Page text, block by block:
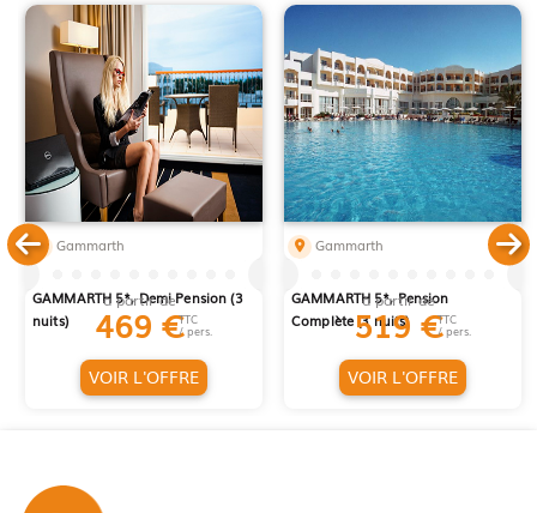
Gammarth
GAMMARTH 5*, Demi Pension (3
nuits)
à partir de
469 €TTC
/ pers.
VOIR L'OFFRE
Gammarth
GAMMARTH 5*, Pension
Complète (3 nuits)
à partir de
519 €TTC
/ pers.
VOIR L'OFFRE